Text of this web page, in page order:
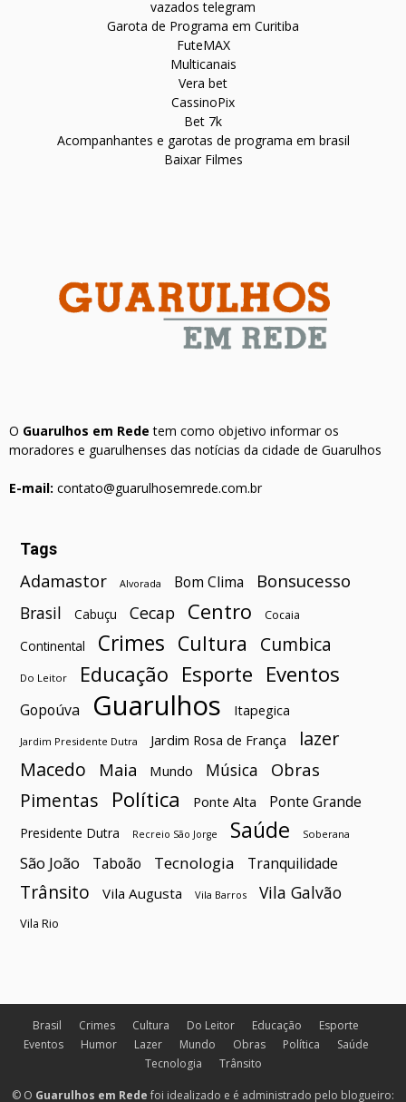
vazados telegram
Garota de Programa em Curitiba
FuteMAX
Multicanais
Vera bet
CassinoPix
Bet 7k
Acompanhantes e garotas de programa em brasil
Baixar Filmes
O Guarulhos em Rede tem como objetivo informar os
moradores e guarulhenses das notícias da cidade de Guarulhos
E-mail: contato@guarulhosemrede.com.br
Tags
Adamastor Alvorada Bom Clima Bonsucesso
Brasil Cabuçu Cecap Centro Cocaia
Continental Crimes Cultura Cumbica
Do Leitor Educação Esporte Eventos
Gopoúva Guarulhos Itapegica
Jardim Presidente Dutra Jardim Rosa de França
lazer
Macedo
Maia Mundo Música Obras
Pimentas Política Ponte Alta Ponte Grande
Presidente Dutra Recreio São Jorge Saúde Soberana
São João Taboão Tecnologia Tranquilidade
Trânsito Vila Augusta Vila Barros Vila Galvão
Vila Rio
Brasil Crimes Cultura Do Leitor Educação
Esporte
Eventos
Humor Lazer Mundo Obras Política
Saúde
Tecnologia
Trânsito
© O Guarulhos em Rede foi idealizado e é administrado pelo blogueiro: